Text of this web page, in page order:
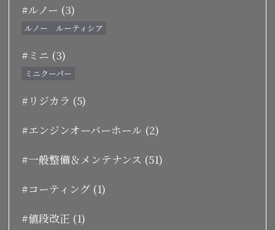
#ルノー (3)
ルノー ルーティシア
#ミニ (3)
ミニクーパー
#リジカラ (5)
#エンジンオーバーホール (2)
#一般整備＆メンテナンス (51)
#コーティング (1)
#値段改正 (1)